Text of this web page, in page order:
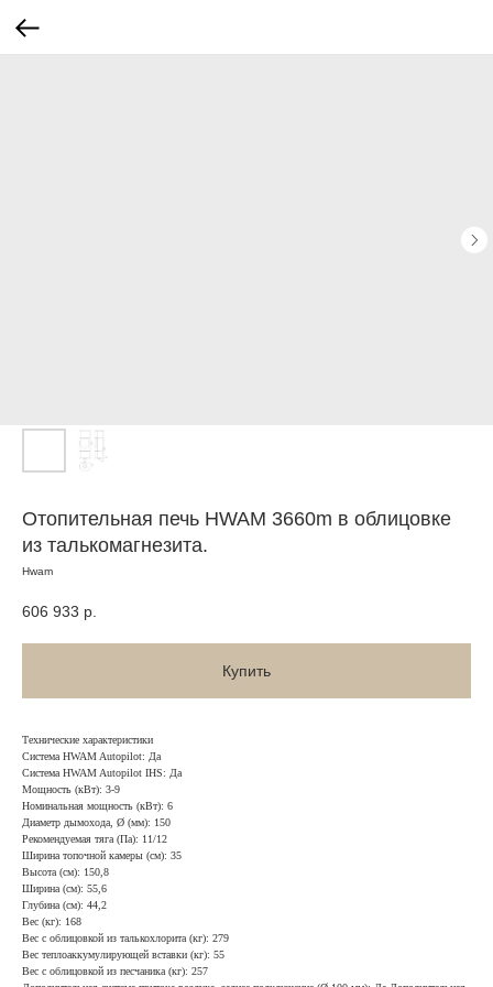
Отопительная печь HWAM 3660m в облицовке
из талькомагнезита.
Hwam
606 933 р.
Купить
Технические характеристики
Система HWAM Autopilot: Да
Система HWAM Autopilot IHS: Да
Мощность (кВт): 3-9
Номинальная мощность (кВт): 6
Диаметр дымохода, Ø (мм): 150
Рекомендуемая тяга (Па): 11/12
Ширина топочной камеры (см): 35
Высота (см): 150,8
Ширина (см): 55,6
Глубина (см): 44,2
Вес (кг): 168
Вес с облицовкой из талькохлорита (кг): 279
Вес теплоаккумулирующей вставки (кг): 55
Вес с облицовкой из песчаника (кг): 257